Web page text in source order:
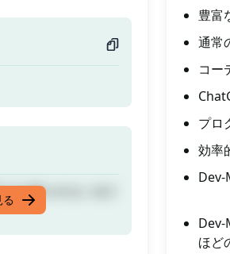
は得られないほど
豊富
通常
コー
プロ
効率
Dev-
Dev-
ほど